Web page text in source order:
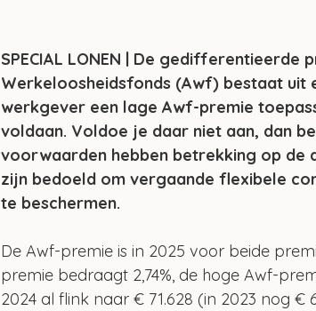
SPECIAL LONEN | De gedifferentieerde
Werkeloosheidsfonds (Awf) bestaat uit
werkgever een lage Awf-premie
voldaan. Voldoe je daar niet aan, dan
voorwaarden hebben betrekking op de
zijn bedoeld om vergaande flexibele
te beschermen.
De Awf-premie is in 2025 voor beide
premie bedraagt 2,74%, de hoge Awf-
2024 al flink naar € 71.628 (in 2023 nog